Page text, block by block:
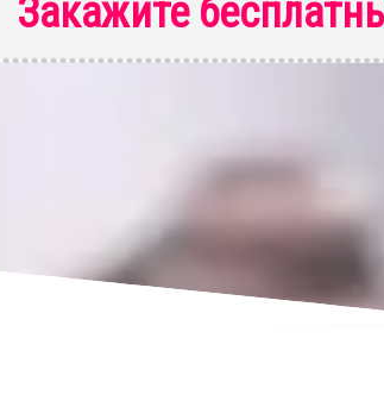
Закажите